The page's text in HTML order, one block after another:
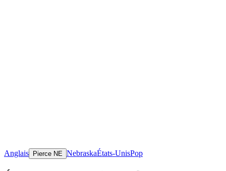
Anglais Pierce NE NebraskaÉtats-UnisPop